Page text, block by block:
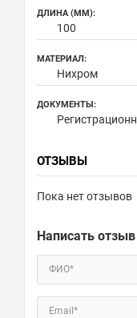
ДЛИНА (ММ):
100
МАТЕРИАЛ:
Нихром
ДОКУМЕНТЫ:
ОТЗЫВЫ
Пока нет отзывов
Написать отзыв
ФИО*
Email*